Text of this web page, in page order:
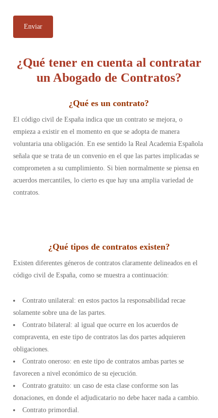
¿Qué tener en cuenta al contratar
un Abogado de Contratos?
¿Qué es un contrato?
El código civil de España indica que un contrato se mejora, o
empieza a existir en el momento en que se adopta de manera
voluntaria una obligación. En ese sentido la Real Academia Española
señala que se trata de un convenio en el que las partes implicadas se
comprometen a su cumplimiento. Si bien normalmente se piensa en
acuerdos mercantiles, lo cierto es que hay una amplia variedad de
contratos.
¿Qué tipos de contratos existen?
Existen diferentes géneros de contratos claramente delineados en el
código civil de España, como se muestra a continuación:
Contrato unilateral: en estos pactos la responsabilidad recae
solamente sobre una de las partes.
Contrato bilateral: al igual que ocurre en los acuerdos de
compraventa, en este tipo de contratos las dos partes adquieren
obligaciones.
Contrato oneroso: en este tipo de contratos ambas partes se
favorecen a nivel económico de su ejecución.
Contrato gratuito: un caso de esta clase conforme son las
donaciones, en donde el adjudicatario no debe hacer nada a cambio.
Contrato primordial.